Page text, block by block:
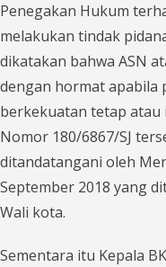
Penegakan Hukum
melakukan tindak
dikatakan bahwa ASN
dengan hormat apabila
berkekuatan tetap atau
Nomor 180/6867/SJ
ditandatangani oleh
September 2018 yang
Wali kota.
Sementara itu Kepala